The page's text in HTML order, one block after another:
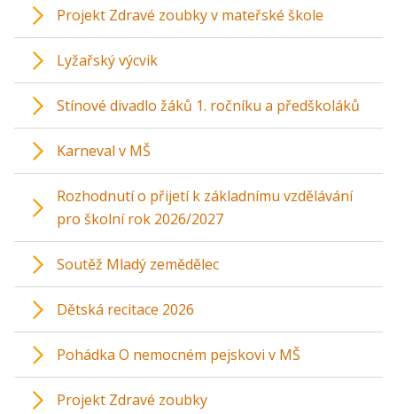
Projekt Zdravé zoubky v mateřské škole
Lyžařský výcvik
Stínové divadlo žáků 1. ročníku a předškoláků
Karneval v MŠ
Rozhodnutí o přijetí k základnímu vzdělávání
pro školní rok 2026/2027
Soutěž Mladý zemědělec
Dětská recitace 2026
Pohádka O nemocném pejskovi v MŠ
Projekt Zdravé zoubky